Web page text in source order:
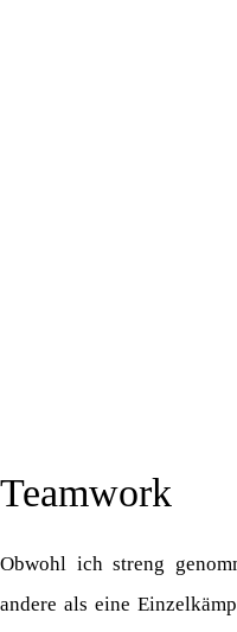
Teamwork
Obwohl ich streng
andere als eine